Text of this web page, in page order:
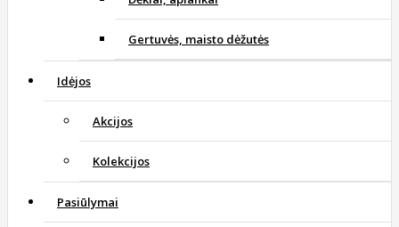
Gertuvės, maisto dėžutės
Idėjos
Akcijos
Kolekcijos
Pasiūlymai